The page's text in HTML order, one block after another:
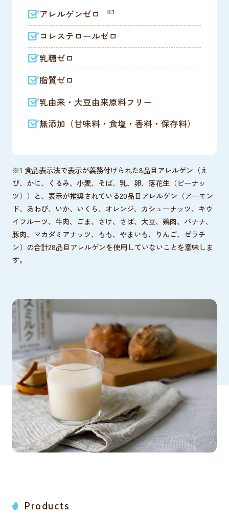
アレルゲンゼロ ※1
コレステロールゼロ
乳糖ゼロ
脂質ゼロ
乳由来・大豆由来原料フリー
無添加（甘味料・食塩・香料・保存料）
※1 食品表示法で表示が義務付けられた8品目アレルゲン（え
び、かに、くるみ、小麦、そば、乳、卵、落花生（ピーナッ
ツ））と、表示が推奨されている20品目アレルゲン（アーモン
ド、あわび、いか、いくら、オレンジ、カシューナッツ、キウ
イフルーツ、牛肉、ごま、さけ、さば、大豆、鶏肉、バナナ、
豚肉、マカダミアナッツ、もも、やまいも、りんご、ゼラチ
ン）の合計28品目アレルゲンを使用していないことを意味しま
す。
Products